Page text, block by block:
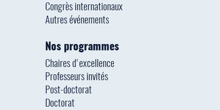
Congrès internationaux
Autres événements
Nos programmes
Chaires d'excellence
Professeurs invités
Post-doctorat
Doctorat